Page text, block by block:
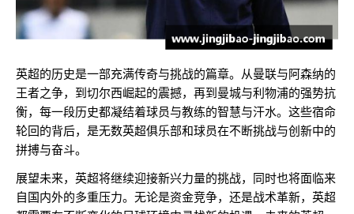
英超的历史是一部充满传奇与挑战的篇章。从曼联与阿森纳的
王者之争，到切尔西崛起的震撼，再到曼城与利物浦的强势抗
衡，每一段历史都凝结着球员与教练的智慧与汗水。这些宿命
轮回的背后，是无数英超俱乐部和球员在不断挑战与创新中的
拼搏与奋斗。
展望未来，英超将继续迎接新兴力量的挑战，同时也将面临来
自国内外的多重压力。无论是资金竞争，还是战术革新，英超